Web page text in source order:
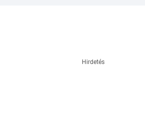
Hirdetés